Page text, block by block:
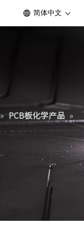
简体中文
» PCB板化学产品 »